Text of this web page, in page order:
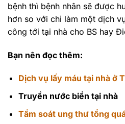
bệnh thì bệnh nhân sẽ được
hơn so với chỉ làm một dịch
công tới tại nhà cho BS hay
Bạn nên đọc thêm:
Dịch vụ lấy máu tại nhà ở
Truyền nước biển tại nhà
Tầm soát ung thư tổng